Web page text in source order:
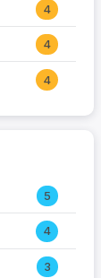
4
4
4
5
4
3